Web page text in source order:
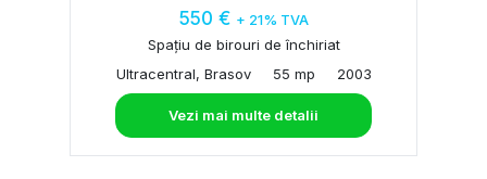
550 € + 21% TVA
Spațiu de birouri de închiriat
Ultracentral, Brasov
55 mp 2003
Vezi mai multe detalii